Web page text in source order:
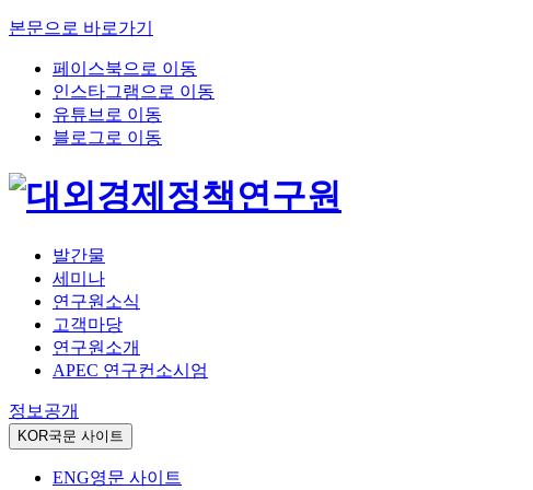
본문으로 바로가기
페이스북으로 이동
인스타그램으로 이동
유튜브로 이동
블로그로 이동
발간물
세미나
연구원소식
고객마당
연구원소개
APEC 연구컨소시엄
정보공개
KOR국문 사이트
ENG영문 사이트